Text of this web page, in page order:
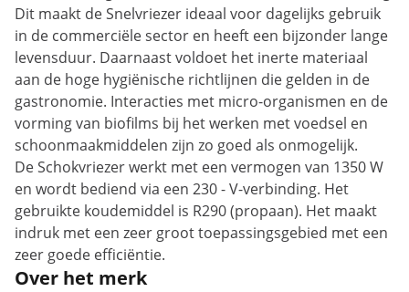
Dit maakt de Snelvriezer ideaal voor dagelijks gebruik
in de commerciële sector en heeft een bijzonder lange
levensduur. Daarnaast voldoet het inerte materiaal
aan de hoge hygiënische richtlijnen die gelden in de
gastronomie. Interacties met micro-organismen en de
vorming van biofilms bij het werken met voedsel en
schoonmaakmiddelen zijn zo goed als onmogelijk.
De Schokvriezer werkt met een vermogen van 1350 W
en wordt bediend via een 230 - V-verbinding. Het
gebruikte koudemiddel is R290 (propaan). Het maakt
indruk met een zeer groot toepassingsgebied met een
zeer goede efficiëntie.
Over het merk